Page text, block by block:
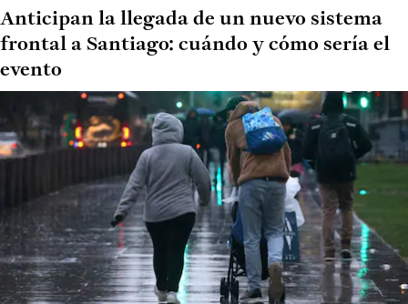
Anticipan la llegada de un nuevo sistema
frontal a Santiago: cuándo y cómo sería el
evento